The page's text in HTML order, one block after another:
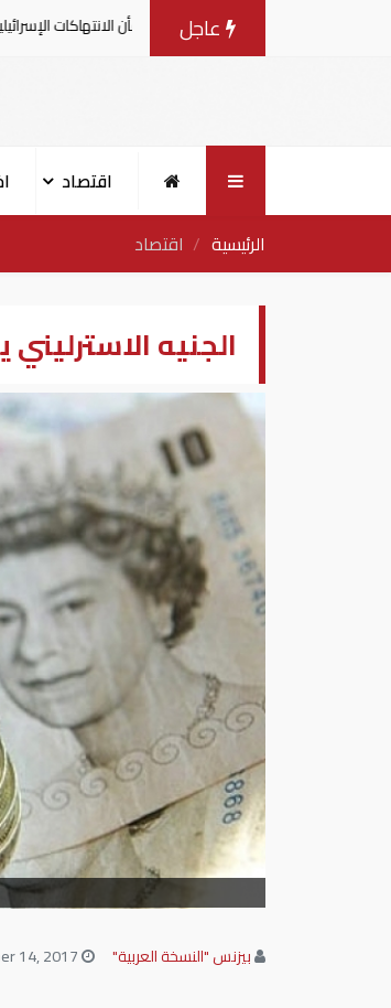
عاجل
بيانا مشتركا بشأن الانتهاكات الإسرائيلية في غزة
اقتصاد
الرئيسية
اقتصاد
الجنيه الاسترليني
بيزنس "النسخة العربية"